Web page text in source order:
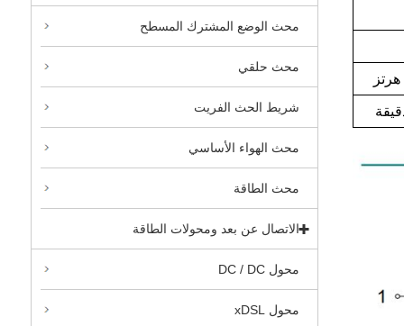
محث الوضع المشترك المسطح
محث حلقي
شريط الحث الفريت
محث الهواء الأساسي
محث الطاقة
الاتصال عن بعد ومحولات الطاقة
محول DC / DC
محول xDSL